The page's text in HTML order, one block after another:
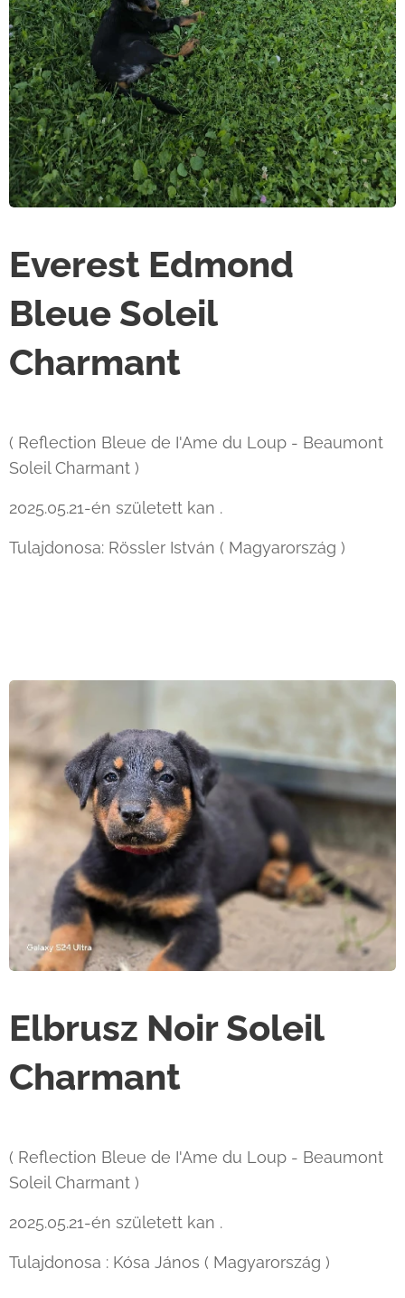
Everest Edmond
Bleue Soleil
Charmant
( Reflection Bleue de I'Ame du Loup - Beaumont
Soleil Charmant )
2025.05.21-én született kan .
Tulajdonosa: Rössler István ( Magyarország )
Elbrusz Noir Soleil
Charmant
( Reflection Bleue de I'Ame du Loup - Beaumont
Soleil Charmant )
2025.05.21-én született kan .
Tulajdonosa : Kósa János ( Magyarország )